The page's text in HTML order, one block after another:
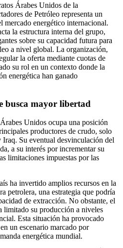
Árabes Unidos de la
de Petróleo representa un
energético internacional.
la estructura interna del grupo,
sobre su capacidad futura para
a nivel global. La organización,
la oferta mediante cuotas de
su rol en un contexto donde la
energética han ganado
busca mayor libertad
Unidos ocupa una posición
productores de crudo, solo
Su eventual desvinculación del
a su interés por incrementar su
limitaciones impuestas por las
ha invertido amplios recursos en la
petrolera, una estrategia que podría
de extracción. No obstante, el
limitado su producción a niveles
Esta situación ha provocado
un escenario marcado por
energética mundial.